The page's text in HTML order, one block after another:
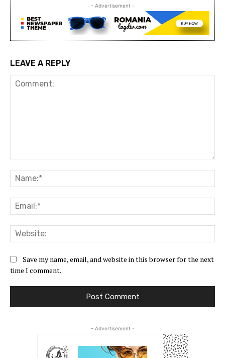
- Advertisement -
LEAVE A REPLY
Save my name, email, and website in this browser for the next
time I comment.
- Advertisement -